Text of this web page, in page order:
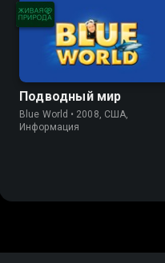
Подводный мир
Blue World • 2008, США,
Информация